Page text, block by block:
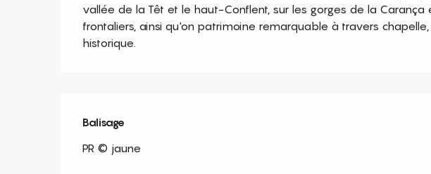
vallée de la Têt et le haut-Conflent, sur les gorges de la
frontaliers, ainsi qu'on patrimoine remarquable à travers
historique.
Balisage
PR © jaune